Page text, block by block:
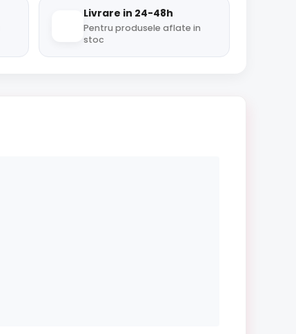
Livrare in 24-48h
Pentru produsele aflate in
stoc